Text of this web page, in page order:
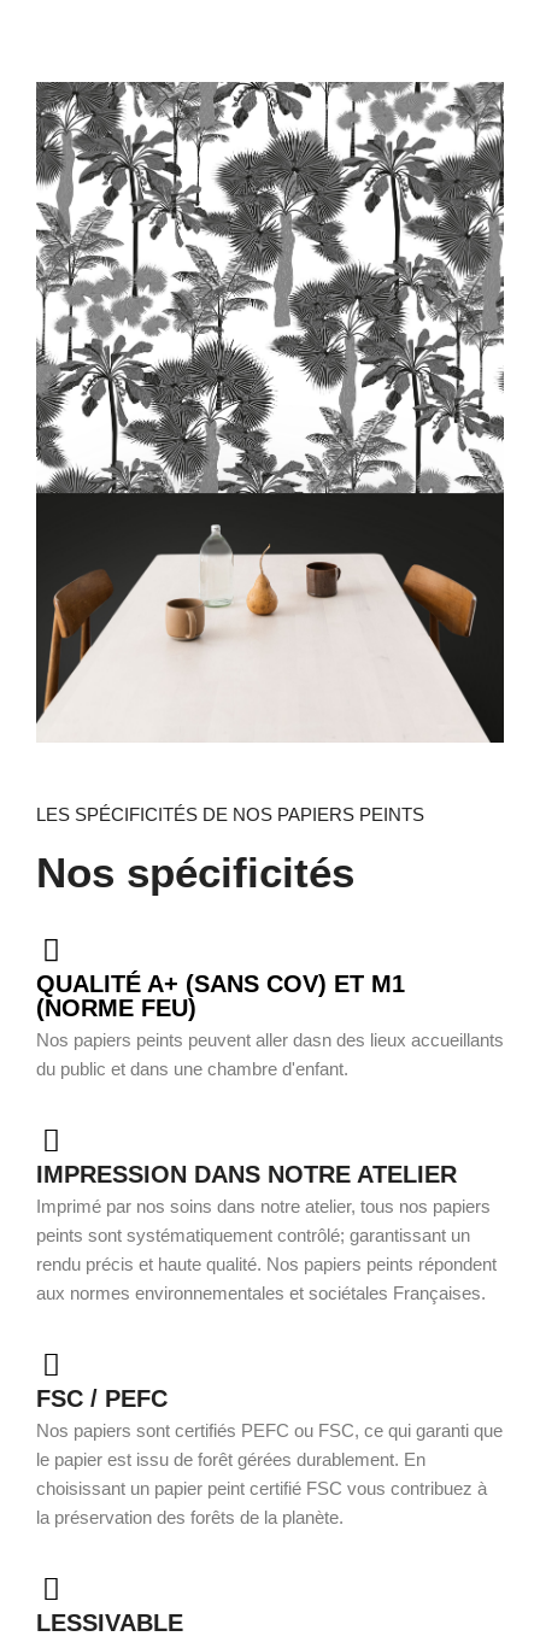
LES SPÉCIFICITÉS DE NOS PAPIERS PEINTS
Nos spécificités
QUALITÉ A+ (SANS COV) ET M1
(NORME FEU)
Nos papiers peints peuvent aller dasn des lieux accueillants
du public et dans une chambre d'enfant.
IMPRESSION DANS NOTRE ATELIER
Imprimé par nos soins dans notre atelier, tous nos papiers
peints sont systématiquement contrôlé; garantissant un
rendu précis et haute qualité. Nos papiers peints répondent
aux normes environnementales et sociétales Françaises.
FSC / PEFC
Nos papiers sont certifiés PEFC ou FSC, ce qui garanti que
le papier est issu de forêt gérées durablement. En
choisissant un papier peint certifié FSC vous contribuez à
la préservation des forêts de la planète.
LESSIVABLE